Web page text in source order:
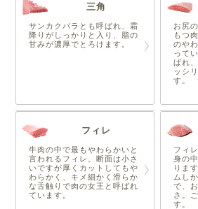
三角
サンカクバラとも呼ばれ、霜
降りがしっかりと入り、脂の
甘みが濃厚でとろけます。
お尻
もつ
のや
って
ばれ
ッシ
す。
フィレ
牛肉の中で最もやわらかいと
言われるフィレ。断面は小さ
いですが厚くカットしてもや
わらかく、キメ細かく滑らか
な舌触りで肉の女王と呼ばれ
ています。
フィ
身の
りま
ムし
で、
さ。
す。